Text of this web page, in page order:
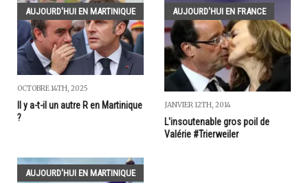
AUJOURD'HUI EN MARTINIQUE
OCTOBRE 14TH, 2025
Il y a-t-il un autre R en Martinique
?
AUJOURD'HUI EN FRANCE
JANVIER 12TH, 2014
L'insoutenable gros poil de
Valérie #Trierweiler
AUJOURD'HUI EN MARTINIQUE